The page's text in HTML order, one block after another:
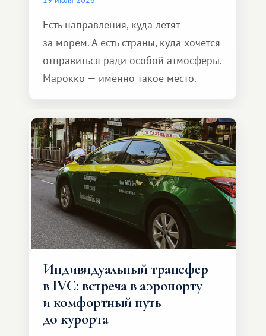
Есть направления, куда летят
за морем. А есть страны, куда хочется
отправиться ради особой атмосферы.
Марокко — именно такое место.
Индивидуальный трансфер
в IVC: встреча в аэропорту
и комфортный путь
до курорта